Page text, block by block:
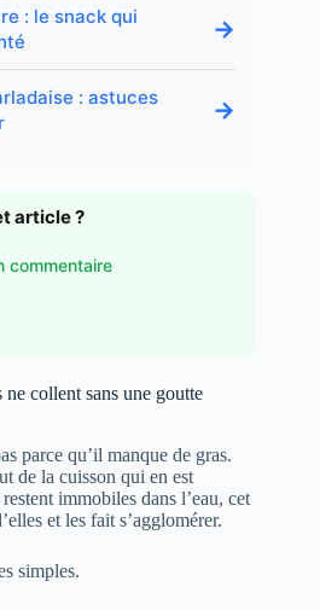
: le snack qui
→
: astuces
→
article ?
commentaire
collent sans une goutte
parce qu’il manque de gras.
de la cuisson qui en est
immobiles dans l’eau, cet
et les fait s’agglomérer.
simples.